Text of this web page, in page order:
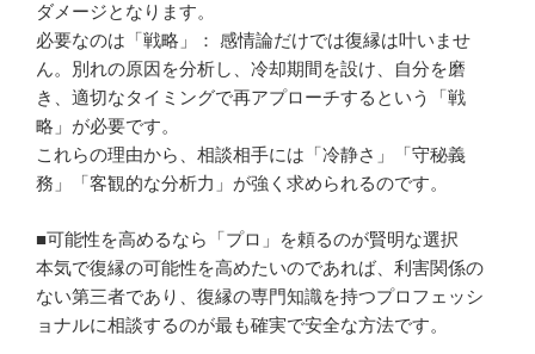
ダメージとなります。
必要なのは「戦略」： 感情論だけでは復縁は叶いませ
ん。別れの原因を分析し、冷却期間を設け、自分を磨
き、適切なタイミングで再アプローチするという「戦
略」が必要です。
これらの理由から、相談相手には「冷静さ」「守秘義
務」「客観的な分析力」が強く求められるのです。
■可能性を高めるなら「プロ」を頼るのが賢明な選択
本気で復縁の可能性を高めたいのであれば、利害関係の
ない第三者であり、復縁の専門知識を持つプロフェッシ
ョナルに相談するのが最も確実で安全な方法です。